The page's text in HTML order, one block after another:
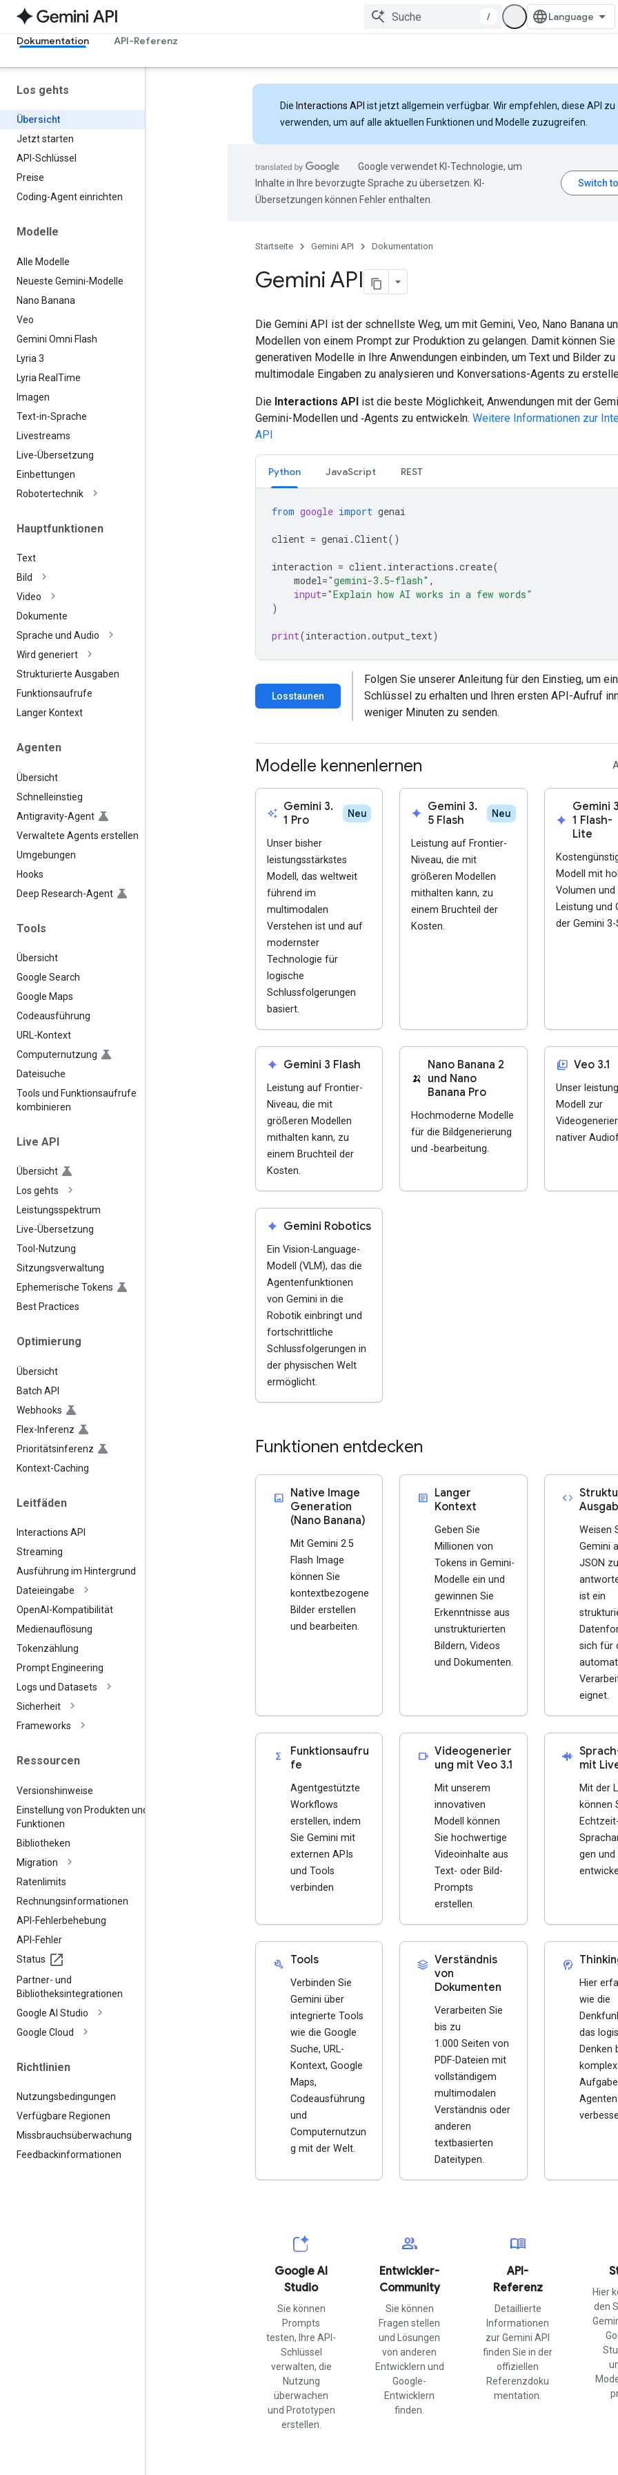
/
Dokumentation API-Referenz
Los gehts
Übersicht
Jetzt starten
API-Schlüssel
Preise
Coding-Agent einrichten
Modelle
Alle Modelle
Neueste Gemini-Modelle
Nano Banana
Veo
Gemini Omni Flash
Lyria 3
Lyria Real Time
Imagen
Text-in-Sprache
Livestreams
Live-Übersetzung
Einbettungen
Robotertechnik
Hauptfunktionen
Text
Bild
Video
Dokumente
Sprache und Audio
Wird generiert
Strukturierte Ausgaben
Funktionsaufrufe
Langer Kontext
Agenten
Übersicht
Schnelleinstieg
Antigravity-Agent
Verwaltete Agents erstellen
Umgebungen
Hooks
Deep Research-Agent
Tools
Übersicht
Google Search
Google Maps
Codeausführung
URL-Kontext
Computernutzung
Dateisuche
Tools und Funktionsaufrufe
kombinieren
Live API
Übersicht
Los gehts
Leistungsspektrum
Live-Übersetzung
Tool-Nutzung
Sitzungsverwaltung
Ephemerische Tokens
Best Practices
Optimierung
Übersicht
Batch API
Webhooks
Flex-Inferenz
Prioritätsinferenz
Kontext-Caching
Leitfäden
Interactions API
Streaming
Ausführung im Hintergrund
Dateieingabe
OpenAI-Kompatibilität
Medienauflösung
Tokenzählung
Prompt Engineering
Logs und Datasets
Sicherheit
Frameworks
Ressourcen
Versionshinweise
Einstellung von Produkten und
Funktionen
Bibliotheken
Migration
Ratenlimits
Rechnungsinformationen
API-Fehlerbehebung
API-Fehler
Status
Partner- und
Bibliotheksintegrationen
Google AI Studio
Google Cloud
Richtlinien
Nutzungsbedingungen
Verfügbare Regionen
Missbrauchsüberwachung
Feedbackinformationen
Die Interactions API ist jetzt allgemein verfügbar. Wir empfehlen, diese API zu
verwenden, um auf alle aktuellen Funktionen und Modelle zuzugreifen.
Google verwendet KI-Technologie, um
Inhalte in Ihre bevorzugte Sprache zu übersetzen. KI-
Übersetzungen können Fehler enthalten.
Startseite Gemini API Dokumentation
Gemini API
Die Gemini API ist der schnellste Weg, um mit Gemini, Veo, Nano Banana
Modellen von einem Prompt zur Produktion zu gelangen. Damit können
generativen Modelle in Ihre Anwendungen einbinden, um Text und Bilder
multimodale Eingaben zu analysieren und Konversations-Agents zu
Die Interactions API ist die beste Möglichkeit, Anwendungen mit der
Gemini-Modellen und ‑Agents zu entwickeln. Weitere Informationen zur
API
Python JavaScript REST
from google import genai
client = genai .Client()
interaction = client. interactions .create(
model="gemini-3.5-flash" ,
input="Explain how AI works in a few words"
)
print(interaction .output_text)
Losstaunen
Folgen Sie unserer Anleitung für den Einstieg, um
Schlüssel zu erhalten und Ihren ersten API-Aufruf
weniger Minuten zu senden.
Modelle kennenlernen
auto_awesome Gemini 3.
1 Pro
Neu
Unser bisher
leistungsstärkstes
Modell, das weltweit
führend im
multimodalen
Verstehen ist und auf
modernster
Technologie für
logische
Schlussfolgerungen
basiert.
spark Gemini 3.
5 Flash
Neu
Leistung auf Frontier-
Niveau, die mit
größeren Modellen
mithalten kann, zu
einem Bruchteil der
Kosten.
spark
Gemini
1 Flash-
Lite
Modell mit
Volumen und
Leistung und
der Gemini 3-
spark Gemini 3 Flash
Leistung auf Frontier-
Niveau, die mit
größeren Modellen
mithalten kann, zu
einem Bruchteil der
Kosten.
🍌
Nano Banana 2
und Nano
Banana Pro
Hochmoderne Modelle
für die Bildgenerierung
und ‑bearbeitung.
video_library Veo 3.1
Unser
Modell zur
nativer
spark Gemini Robotics
Ein Vision-Language-
Modell (VLM), das die
Agentenfunktionen
von Gemini in die
Robotik einbringt und
fortschrittliche
Schlussfolgerungen in
der physischen Welt
ermöglicht.
Funktionen entdecken
imagesmode Native Image
Generation
(Nano Banana)
Mit Gemini 2.5
Flash Image
können Sie
kontextbezogene
Bilder erstellen
und bearbeiten.
article Langer
Kontext
Geben Sie
Millionen von
Tokens in Gemini-
Modelle ein und
gewinnen Sie
Erkenntnisse aus
unstrukturierten
Bildern, Videos
und Dokumenten.
code
Weisen
Gemini
JSON zu
ist ein
sich für
eignet.
functions
Funktionsaufru
fe
Agentgestützte
Workflows
erstellen, indem
Sie Gemini mit
externen APIs
und Tools
verbinden
videocam Videogenerier
ung mit Veo 3.1
Mit unserem
innovativen
Modell können
Sie hochwertige
Videoinhalte aus
Text- oder Bild-
Prompts
erstellen.
android_recorder
mit
Mit der
können
Echtzeit-
gen und
build Tools
Verbinden Sie
Gemini über
integrierte Tools
wie die Google
Suche, URL-
Kontext, Google
Maps,
Codeausführung
und
Computernutzun
g mit der Welt.
stacks Verständnis
von
Dokumenten
Verarbeiten Sie
bis zu
1.000 Seiten von
PDF-Dateien mit
vollständigem
multimodalen
Verständnis oder
anderen
textbasierten
Dateitypen.
cognition_2
Hier
wie die
das
Denken
Agenten
Google AI
Studio
Sie können
Prompts
testen, Ihre API-
Schlüssel
verwalten, die
Nutzung
überwachen
und Prototypen
erstellen.
group
Entwickler-
Community
Sie können
Fragen stellen
und Lösungen
von anderen
Entwicklern und
Google-
Entwicklern
finden.
menu_book
API-
Referenz
Detaillierte
Informationen
zur Gemini API
finden Sie in der
offiziellen
Referenzdoku
mentation.
Hier
den